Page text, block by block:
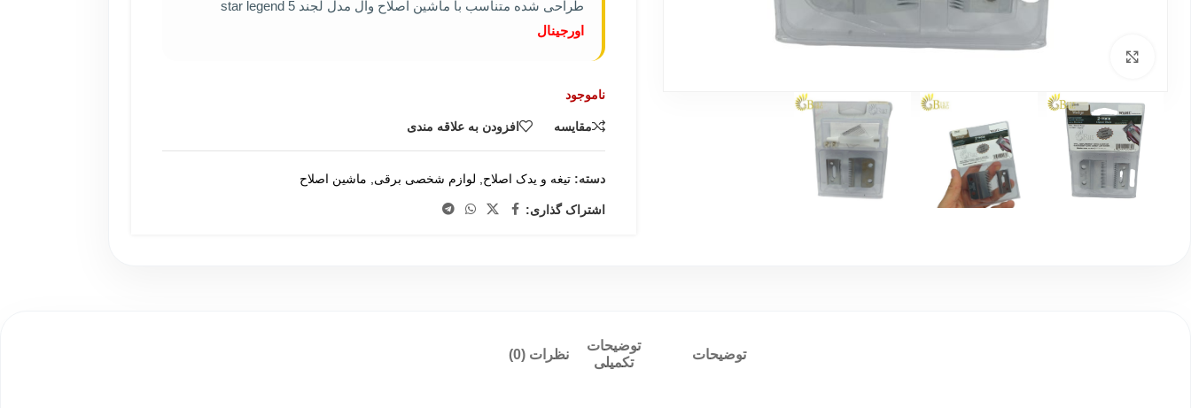
طراحی شده متناسب با ماشین اصلاح وال مدل لجند 5 star legend
اورجینال
ناموجود
مقایسه افزودن به علاقه مندی
دسته: تیغه و یدک اصلاح لوازم شخصی برقی ماشین اصلاح
اشتراک گذاری:
توضیحات
توضیحات
تکمیلی
نظرات (0)